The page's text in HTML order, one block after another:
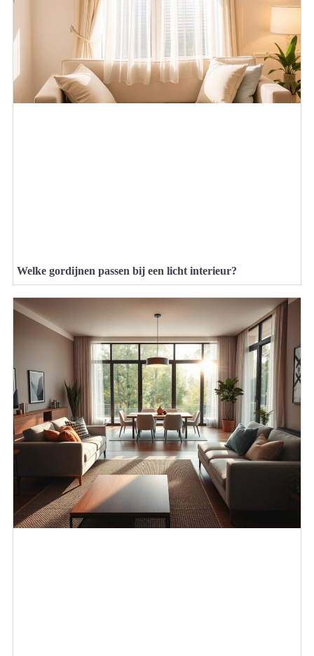
Welke gordijnen passen bij een licht interieur?